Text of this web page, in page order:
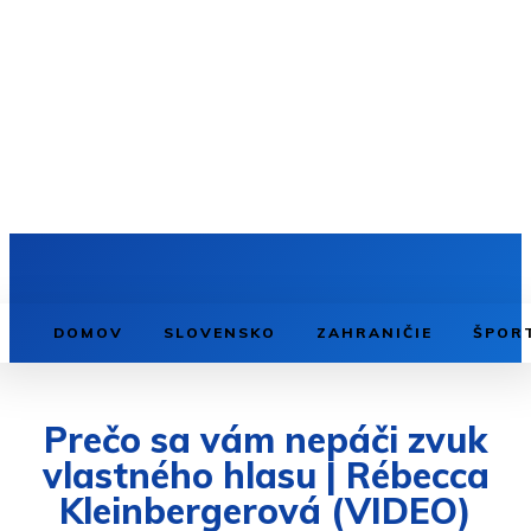
DOMOV SLOVENSKO ZAHRANIČIE
Prečo sa vám nepáči zvuk
vlastného hlasu | Rébecca
Kleinbergerová (VIDEO)